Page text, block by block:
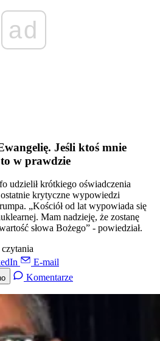
ad
Jeśli ktoś mnie
w prawdzie
udzielił krótkiego oświadczenia
krytyczne wypowiedzi
„Kościół od lat wypowiada się
Mam nadzieję, że zostanę
słowa Bożego” - powiedział.
E-mail
Komentarze